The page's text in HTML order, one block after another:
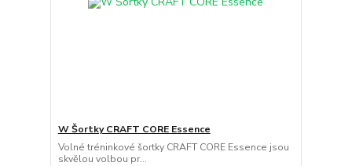
W Šortky CRAFT CORE Essence
Volné tréninkové šortky CRAFT CORE Essence jsou
skvělou volbou pr...